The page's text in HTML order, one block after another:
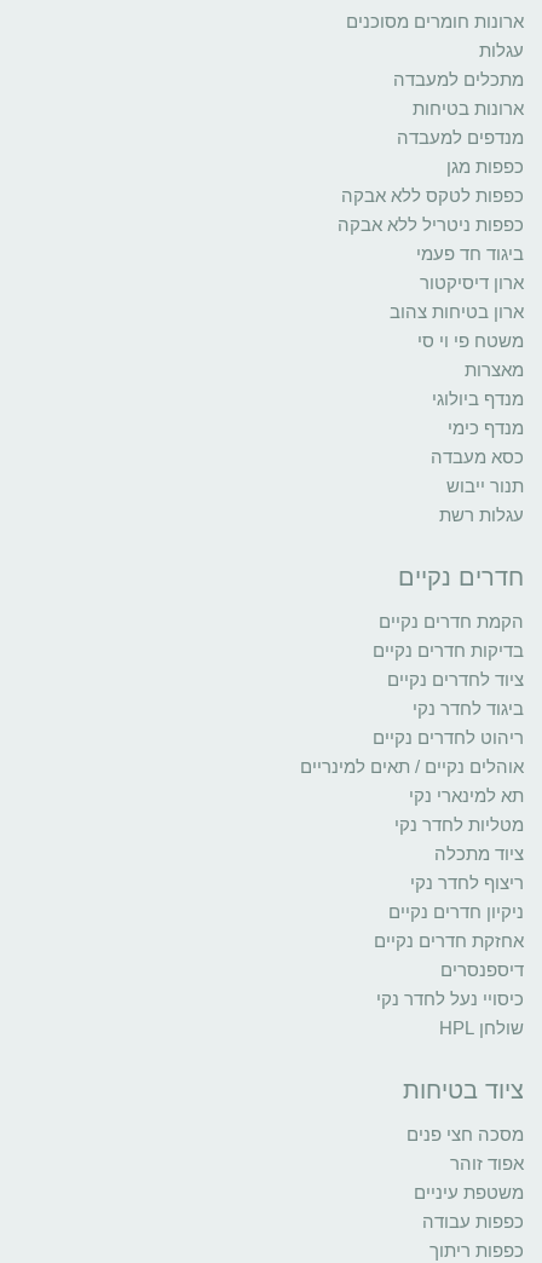
ארונות חומרים מסוכנים
עגלות
מתכלים למעבדה
ארונות בטיחות
מנדפים למעבדה
כפפות מגן
כפפות לטקס ללא אבקה
כפפות ניטריל ללא אבקה
ביגוד חד פעמי
ארון דיסיקטור
ארון בטיחות צהוב
משטח פי וי סי
מאצרות
מנדף ביולוגי
מנדף כימי
כסא מעבדה
תנור ייבוש
עגלות רשת
חדרים נקיים
הקמת חדרים נקיים
בדיקות חדרים נקיים
ציוד לחדרים נקיים
ביגוד לחדר נקי
ריהוט לחדרים נקיים
אוהלים נקיים / תאים למינריים
תא למינארי נקי
מטליות לחדר נקי
ציוד מתכלה
ריצוף לחדר נקי
ניקיון חדרים נקיים
אחזקת חדרים נקיים
דיספנסרים
כיסויי נעל לחדר נקי
שולחן HPL
ציוד בטיחות
מסכה חצי פנים
אפוד זוהר
משטפת עיניים
כפפות עבודה
כפפות ריתוך